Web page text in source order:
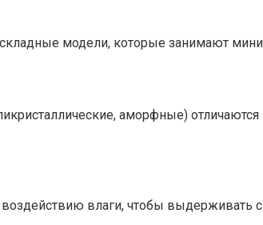
модели, которые занимают
аморфные)
влаги, чтобы выдерживать